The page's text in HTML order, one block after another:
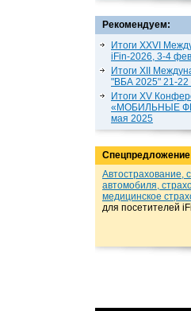
Рекомендуем:
Итоги XXVI
iFin-2026, 3-4
Итоги XII
"ВБА 2025" 21-22
Итоги XV
«МОБИЛЬНЫЕ
мая 2025
Автострахование,
автомобиля,
медицинское
для посетителей